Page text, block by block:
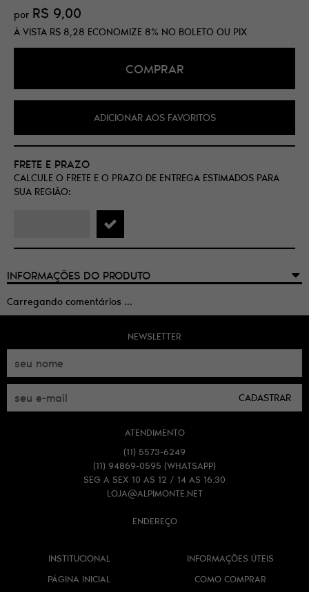
por R$ 9,00
À VISTA R$ 8,28 ECONOMIZE 8% NO BOLETO OU PIX
COMPRAR
ADICIONAR AOS FAVORITOS
FRETE E PRAZO
CALCULE O FRETE E O PRAZO DE ENTREGA ESTIMADOS PARA
SUA REGIÃO:
INFORMAÇÕES DO PRODUTO
Carregando comentários ...
NEWSLETTER
CADASTRAR
ATENDIMENTO
(11) 5573-6249
(11) 94869-0595 (WHATSAPP)
SEG A SEX 10 AS 12 / 14 AS 16:30
LOJA@ALPIMONTE.NET
ENDEREÇO
INSTITUCIONAL
PÁGINA INICIAL
INFORMAÇÕES ÚTEIS
COMO COMPRAR